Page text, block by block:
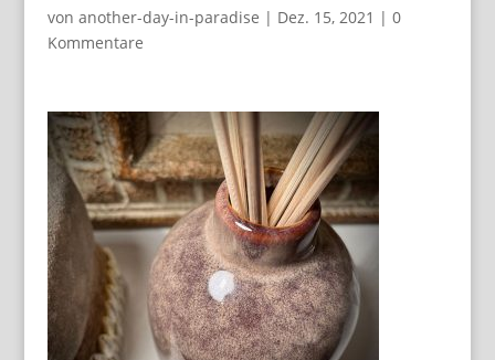
von another-day-in-paradise | Dez. 15, 2021 | 0
Kommentare